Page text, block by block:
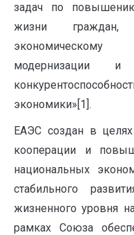
задач по
жизни граждан,
экономическому
модернизации и
экономики»[1].
ЕАЭС создан в целях
кооперации и
национальных
стабильного
жизненного уровня
рамках Союза